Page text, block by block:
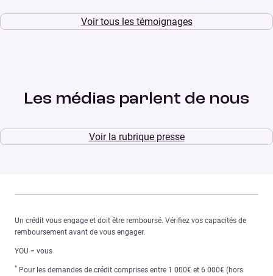
Voir tous les témoignages
Les médias parlent de nous
Voir la rubrique presse
Un crédit vous engage et doit être remboursé. Vérifiez vos capacités de
remboursement avant de vous engager.
YOU = vous
* Pour les demandes de crédit comprises entre 1 000€ et 6 000€ (hors